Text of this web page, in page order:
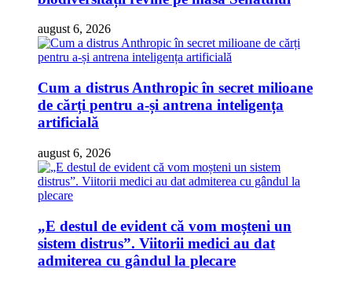
august 6, 2026
Cum a distrus Anthropic în secret milioane
de cărți pentru a-și antrena inteligența
artificială
august 6, 2026
„E destul de evident că vom moșteni un
sistem distrus”. Viitorii medici au dat
admiterea cu gândul la plecare